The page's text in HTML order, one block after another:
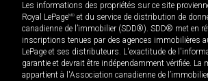
Les informations des propriétés sur ce site
Royal LePageMD et du service de distribution de
canadienne de l’immobilier (SDD®). SDD® met en
inscriptions tenues par des agences immobilières
LePage et ses distributeurs. L'exactitude de
garantie et devrait être indépendamment vérifiée. La
appartient à l'Association canadienne de